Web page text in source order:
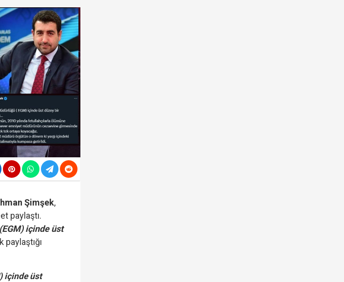
Yasa Teklifi'nin tüm detayları...
ikisi görevine, Öcalan umuda..!"
mutlu son!
15 kişi hakkında gözaltı kararı...
Şimşek,
paylaştı.
içinde üst
içinde üst